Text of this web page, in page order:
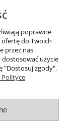
do koszyka
poprawne
do Twoich
przez nas
użycie
"Dostosuj zgody".
Polityce